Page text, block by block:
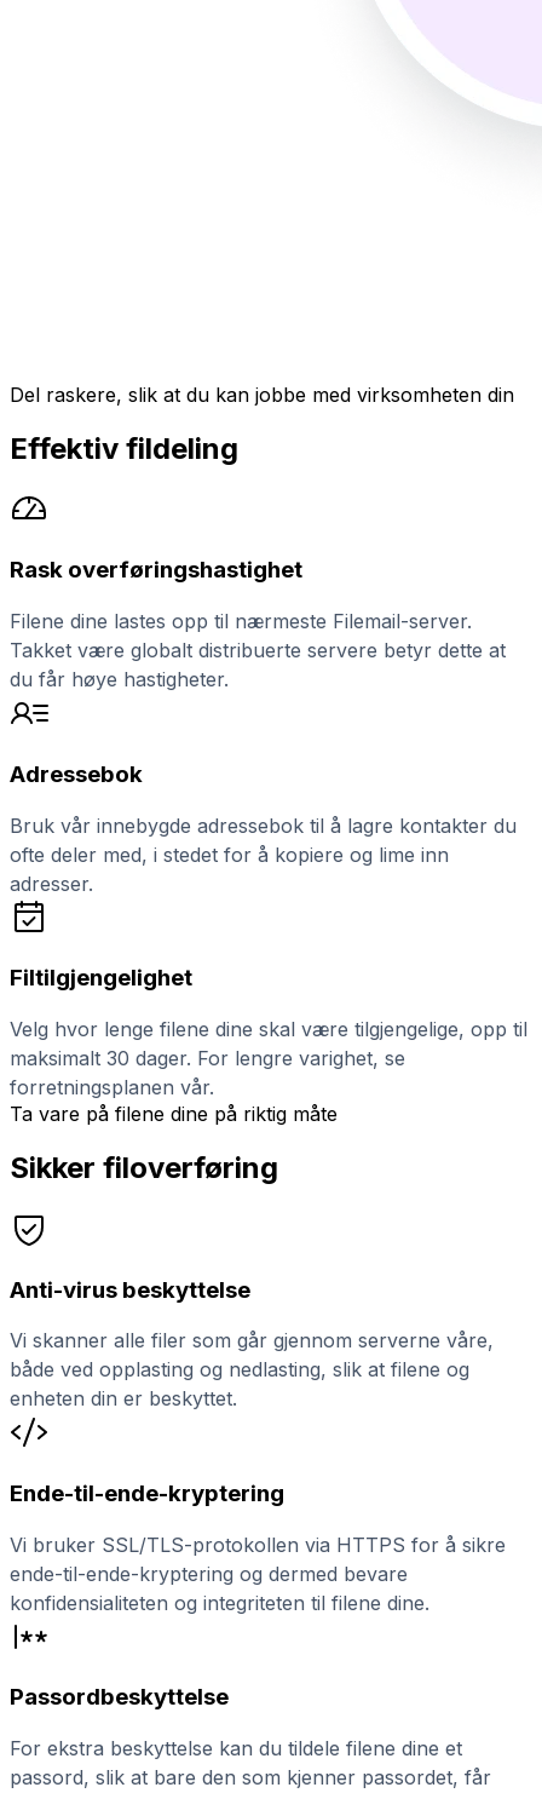
Del raskere, slik at du kan jobbe med virksomheten din
Effektiv fildeling
Rask overføringshastighet
Filene dine lastes opp til nærmeste Filemail-server.
Takket være globalt distribuerte servere betyr dette at
du får høye hastigheter.
Adressebok
Bruk vår innebygde adressebok til å lagre kontakter du
ofte deler med, i stedet for å kopiere og lime inn
adresser.
Filtilgjengelighet
Velg hvor lenge filene dine skal være tilgjengelige, opp til
maksimalt 30 dager. For lengre varighet, se
forretningsplanen vår.
Ta vare på filene dine på riktig måte
Sikker filoverføring
Anti-virus beskyttelse
Vi skanner alle filer som går gjennom serverne våre,
både ved opplasting og nedlasting, slik at filene og
enheten din er beskyttet.
Ende-til-ende-kryptering
Vi bruker SSL/TLS-protokollen via HTTPS for å sikre
ende-til-ende-kryptering og dermed bevare
konfidensialiteten og integriteten til filene dine.
Passordbeskyttelse
For ekstra beskyttelse kan du tildele filene dine et
passord, slik at bare den som kjenner passordet, får